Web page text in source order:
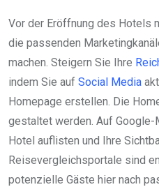
Vor der Eröffnung des Hotels
die passenden
machen. Steigern Sie Ihre
indem Sie auf Social Media
Homepage erstellen. Die
gestaltet werden. Auf
Hotel auflisten und Ihre
Reisevergleichsportale sind
potenzielle Gäste hier nach